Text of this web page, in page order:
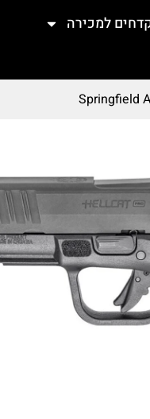
למכירה
Springfield